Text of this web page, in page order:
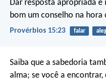
Dar resposta apropriada
bom um conselho na hora
Provérbios 15:23 falar
Saiba que a sabedoria
alma; se você a